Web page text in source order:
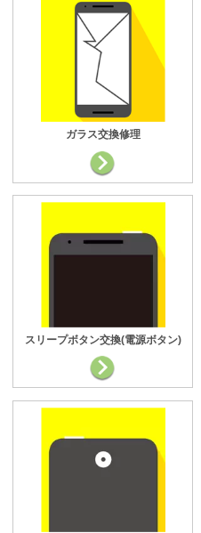
ガラス交換修理
スリープボタン交換(電源ボタン)